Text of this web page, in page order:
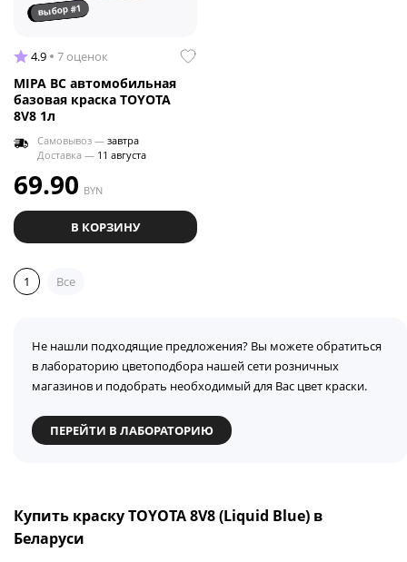
выбор #1
4.9 7 оценок
MIPA BC автомобильная
базовая краска TOYOTA
8V8 1л
Самовывоз — завтра
Доставка — 11 августа
69.90 BYN
В КОРЗИНУ
1 Все
Не нашли подходящие предложения? Вы можете обратиться
в лабораторию цветоподбора нашей сети розничных
магазинов и подобрать необходимый для Вас цвет краски.
ПЕРЕЙТИ В ЛАБОРАТОРИЮ
Купить краску TOYOTA 8V8 (Liquid Blue) в
Беларуси